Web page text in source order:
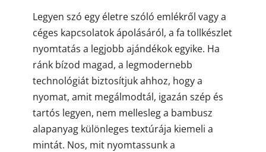
Legyen szó egy életre szóló emlékről vagy a
céges kapcsolatok ápolásáról, a fa tollkészlet
nyomtatás a legjobb ajándékok egyike. Ha
ránk bízod magad, a legmodernebb
technológiát biztosítjuk ahhoz, hogy a
nyomat, amit megálmodtál, igazán szép és
tartós legyen, nem mellesleg a bambusz
alapanyag különleges textúrája kiemeli a
mintát. Nos, mit nyomtassunk a